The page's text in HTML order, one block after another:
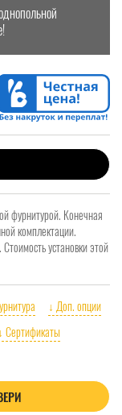
фурнитурой. Конечная
комплектации.
установки этой
↓ Доп. опции
↓ Сертификаты